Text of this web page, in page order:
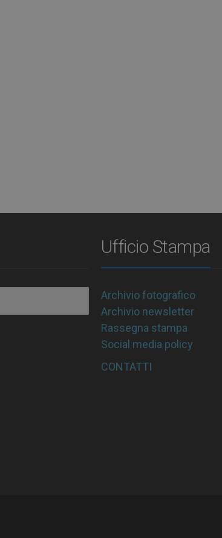
Ufficio Stampa
Archivio fotografico
Archivio newsletter
Rassegna stampa
Social media policy
CONTATTI